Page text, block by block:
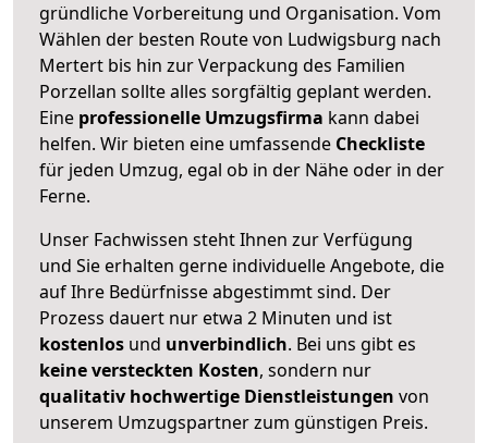
gründliche Vorbereitung und Organisation. Vom
Wählen der besten Route von Ludwigsburg nach
Mertert bis hin zur Verpackung des Familien
Porzellan sollte alles sorgfältig geplant werden.
Eine professionelle Umzugsfirma kann dabei
helfen. Wir bieten eine umfassende Checkliste
für jeden Umzug, egal ob in der Nähe oder in der
Ferne.
Unser Fachwissen steht Ihnen zur Verfügung
und Sie erhalten gerne individuelle Angebote, die
auf Ihre Bedürfnisse abgestimmt sind. Der
Prozess dauert nur etwa 2 Minuten und ist
kostenlos und unverbindlich. Bei uns gibt es
keine versteckten Kosten, sondern nur
qualitativ hochwertige Dienstleistungen von
unserem Umzugspartner zum günstigen Preis.